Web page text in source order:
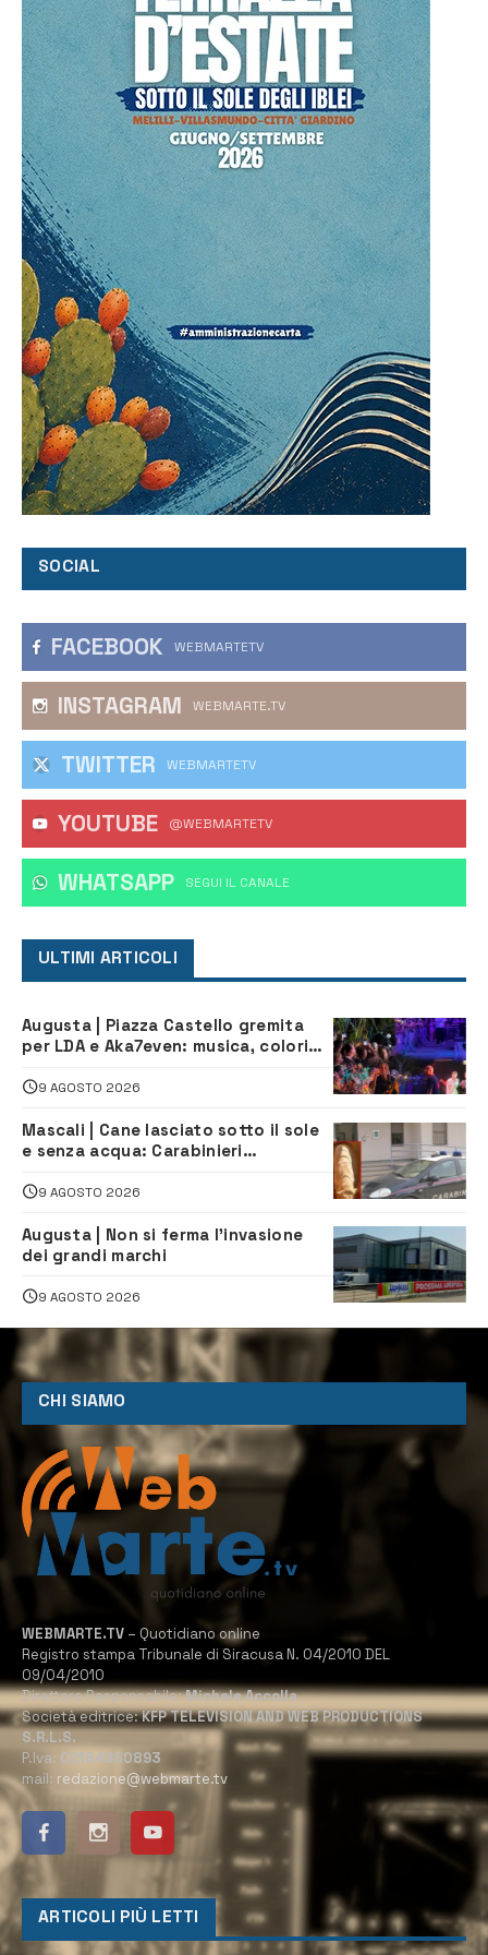
SOCIAL
FACEBOOK WEBMARTETV
INSTAGRAM WEBMARTE.TV
TWITTER WEBMARTETV
YOUTUBE @WEBMARTETV
WHATSAPP ‎SEGUI IL CANALE
ULTIMI ARTICOLI
Augusta | Piazza Castello gremita
per LDA e Aka7even: musica, colori
9 AGOSTO 2026
Mascali | Cane lasciato sotto il sole
e senza acqua: Carabinieri
9 AGOSTO 2026
Augusta | Non si ferma l’invasione
dei grandi marchi
9 AGOSTO 2026
CHI SIAMO
WEBMARTE.TV – Quotidiano online
Registro stampa Tribunale di Siracusa N. 04/2010 DEL
09/04/2010
Direttore Responsabile:Michele Accolla
Società editrice:KFP TELEVISION AND WEB PRODUCTIONS
S.R.L.S.
P.Iva: 02184950893
mail: redazione@webmarte.tv
ARTICOLI PIÙ LETTI